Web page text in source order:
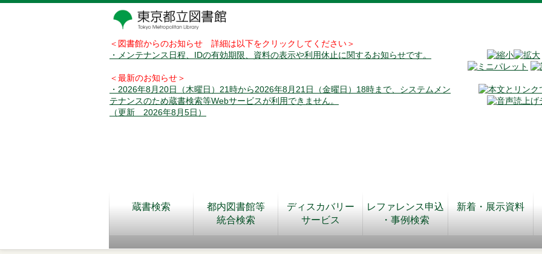
＜図書館からのお知らせ 詳細は以下をクリックしてください＞
・メンテナンス日程、IDの有効期限、資料の表示や利用休止に関するお知らせです。
＜最新のお知らせ＞
・2026年8月20日（木曜日）21時から2026年8月21日（金曜日）18時まで、システムメン
テナンスのため蔵書検索等Webサービスが利用できません。
（更新 2026年8月5日）
蔵書検索
都内図書館等
統合検索
ディスカバリー
サービス
レファレンス申込
・事例検索
新着・展示資料